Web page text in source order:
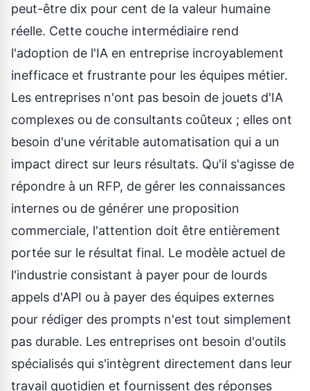
peut-être dix pour cent de la valeur humaine
réelle. Cette couche intermédiaire rend
l'adoption de l'IA en entreprise incroyablement
inefficace et frustrante pour les équipes métier.
Les entreprises n'ont pas besoin de jouets d'IA
complexes ou de consultants coûteux ; elles ont
besoin d'une véritable automatisation qui a un
impact direct sur leurs résultats. Qu'il s'agisse de
répondre à un RFP, de gérer les connaissances
internes ou de générer une proposition
commerciale, l'attention doit être entièrement
portée sur le résultat final. Le modèle actuel de
l'industrie consistant à payer pour de lourds
appels d'API ou à payer des équipes externes
pour rédiger des prompts n'est tout simplement
pas durable. Les entreprises ont besoin d'outils
spécialisés qui s'intègrent directement dans leur
travail quotidien et fournissent des réponses